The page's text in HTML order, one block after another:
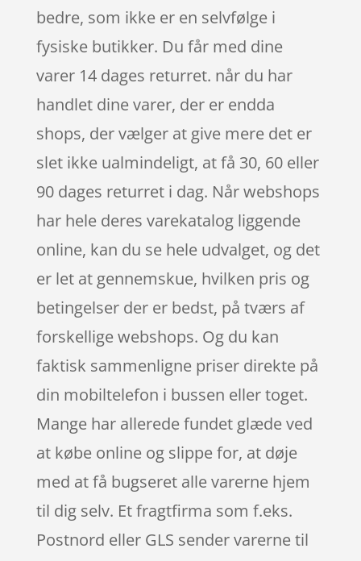
bedre, som ikke er en selvfølge i
fysiske butikker. Du får med dine
varer 14 dages returret. når du har
handlet dine varer, der er endda
shops, der vælger at give mere det er
slet ikke ualmindeligt, at få 30, 60 eller
90 dages returret i dag. Når webshops
har hele deres varekatalog liggende
online, kan du se hele udvalget, og det
er let at gennemskue, hvilken pris og
betingelser der er bedst, på tværs af
forskellige webshops. Og du kan
faktisk sammenligne priser direkte på
din mobiltelefon i bussen eller toget.
Mange har allerede fundet glæde ved
at købe online og slippe for, at døje
med at få bugseret alle varerne hjem
til dig selv. Et fragtfirma som f.eks.
Postnord eller GLS sender varerne til